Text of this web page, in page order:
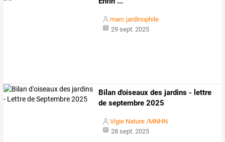
marc jardinophile
29 sept. 2025
Bilan d'oiseaux des jardins - lettre
de septembre 2025
Vigie Nature /MNHN
28 sept. 2025